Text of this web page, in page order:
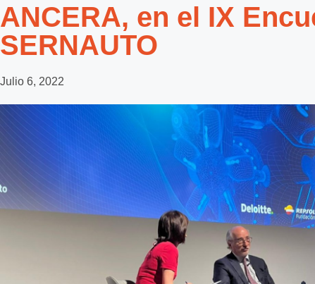
ANCERA, en el IX
SERNAUTO
Julio 6, 2022